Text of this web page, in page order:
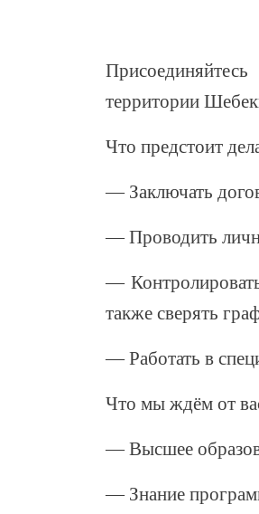
территории
Что предстоит
— Заключать
— Проводить
—
также сверять
— Работать в
Что мы ждём от
— Высшее
— Знание